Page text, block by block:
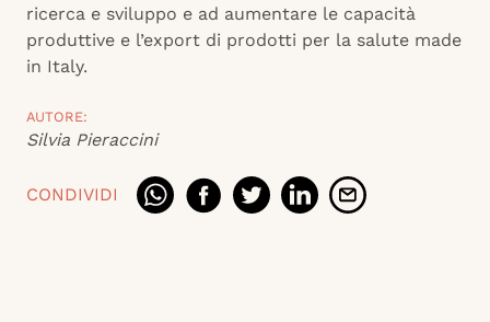
ricerca e sviluppo e ad aumentare le capacità
produttive e l’export di prodotti per la salute made
in Italy.
AUTORE:
Silvia Pieraccini
CONDIVIDI